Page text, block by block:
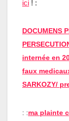
ici ! :
DOCUMENS
internée en
faux
SARKOZY/
: :ma plainte